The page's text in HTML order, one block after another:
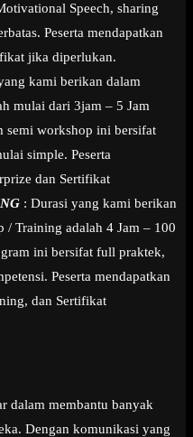
Speech, sharing
Peserta mendapatkan
jika diperlukan.
kami berikan dalam
mulai dari 3jam – 5 Jam
semi workshop ini bersifat
simple. Peserta
dan Sertifikat
: Durasi yang kami berikan
/ Training adalah 4 Jam – 100
ini bersifat full praktek,
Peserta mendapatkan
dan Sertifikat
dalam membantu banyak
Dengan komunikasi yang